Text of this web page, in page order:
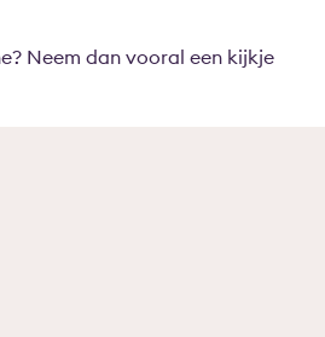
Neem dan vooral een kijkje